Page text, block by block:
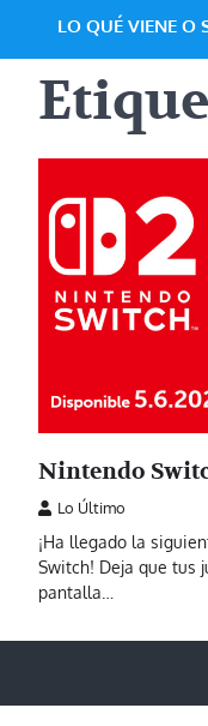
LO QUÉ VIENE O
Nintendo
Lo Último
¡Ha llegado la
Switch! Deja que tus
pantalla…